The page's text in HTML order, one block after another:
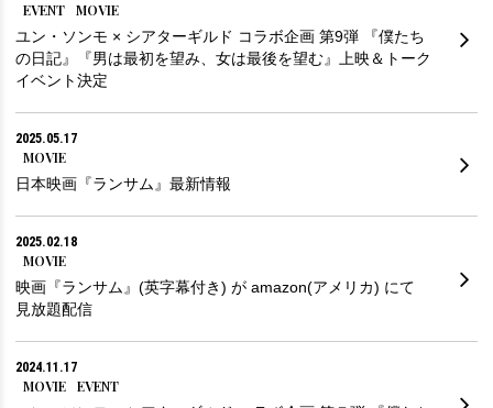
EVENT
MOVIE
ユン・ソンモ × シアターギルド コラボ企画 第9弾 『僕たち
の日記』『男は最初を望み、女は最後を望む』上映＆トーク
イベント決定
2025.05.17
MOVIE
日本映画『ランサム』最新情報
2025.02.18
MOVIE
映画『ランサム』(英字幕付き) が amazon(アメリカ) にて
見放題配信
2024.11.17
MOVIE
EVENT